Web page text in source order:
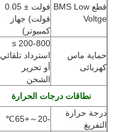
قطع BMS Low
Voltge
فولت ± 0.05
فولت) جهاز
كمبيوتر)
حماية ماس
كهربائى
200-800 s
استرداد تلقائي
أو تحرير
الشحن
نطاقات درجات الحرارة
درجة حرارة
التفريغ
-20
～
+65
℃